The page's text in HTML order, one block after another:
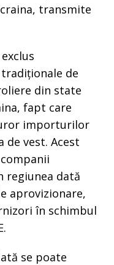
transmite
de
din state
fapt care
importurilor
vest. Acest
regiunea dată
aprovizionare,
în schimbul
se poate